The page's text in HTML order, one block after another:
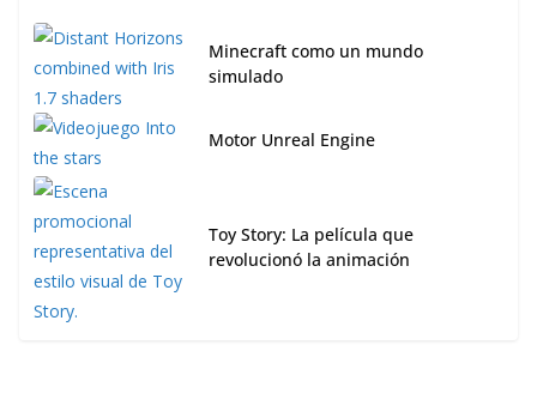
Minecraft como un mundo
simulado
Motor Unreal Engine
Toy Story: La película que
revolucionó la animación